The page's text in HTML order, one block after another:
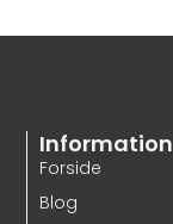
Information
Forside
Blog